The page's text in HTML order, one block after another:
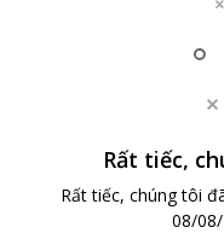
Rất tiếc,
Rất tiếc, chúng tôi
08/